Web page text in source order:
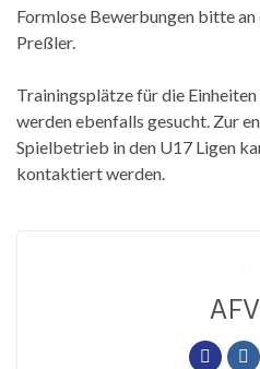
Formlose Bewerbungen bitte
Preßler.
Trainingsplätze für die
werden ebenfalls gesucht. Zur
Spielbetrieb in den U17 Ligen
kontaktiert werden.